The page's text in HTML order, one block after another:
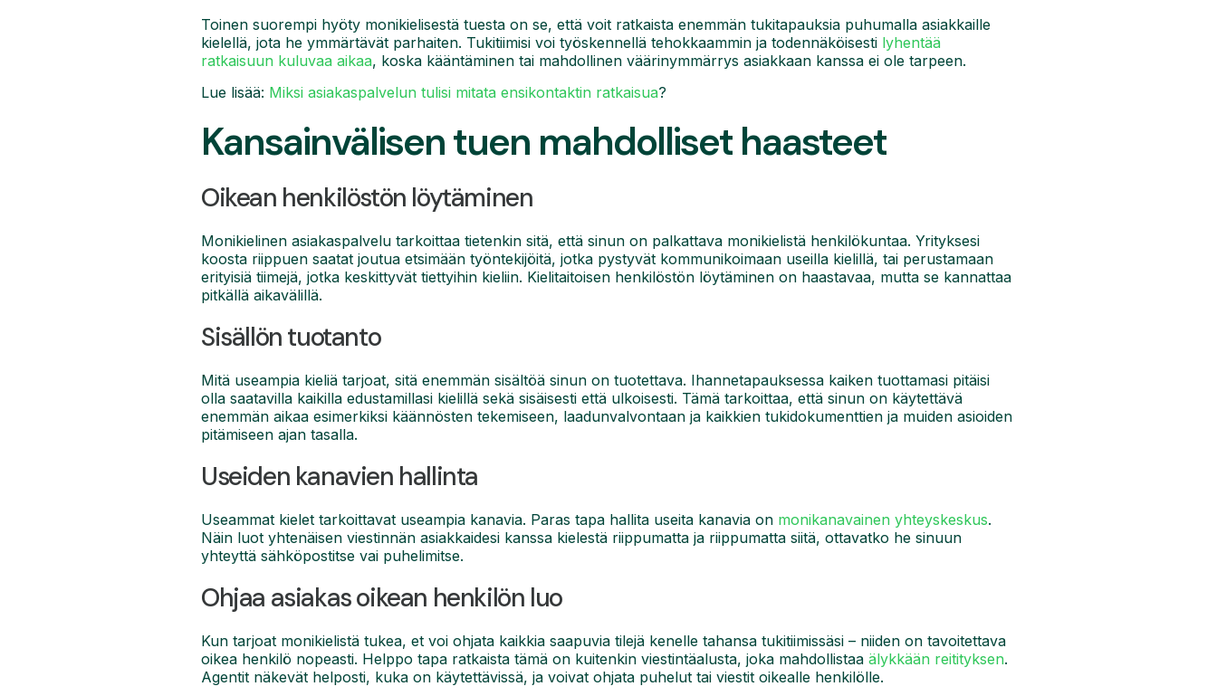
Toinen suorempi hyöty monikielisestä tuesta on se, että voit ratkaista enemmän tukitapauksia puhumalla asiakkaille
kielellä, jota he ymmärtävät parhaiten. Tukitiimisi voi työskennellä tehokkaammin ja todennäköisesti lyhentää
ratkaisuun kuluvaa aikaa, koska kääntäminen tai mahdollinen väärinymmärrys asiakkaan kanssa ei ole tarpeen.
Lue lisää: Miksi asiakaspalvelun tulisi mitata ensikontaktin ratkaisua?
Kansainvälisen tuen mahdolliset haasteet
Oikean henkilöstön löytäminen
Monikielinen asiakaspalvelu tarkoittaa tietenkin sitä, että sinun on palkattava monikielistä henkilökuntaa. Yrityksesi
koosta riippuen saatat joutua etsimään työntekijöitä, jotka pystyvät kommunikoimaan useilla kielillä, tai perustamaan
erityisiä tiimejä, jotka keskittyvät tiettyihin kieliin. Kielitaitoisen henkilöstön löytäminen on haastavaa, mutta se kannattaa
pitkällä aikavälillä.
Sisällön tuotanto
Mitä useampia kieliä tarjoat, sitä enemmän sisältöä sinun on tuotettava. Ihannetapauksessa kaiken tuottamasi pitäisi
olla saatavilla kaikilla edustamillasi kielillä sekä sisäisesti että ulkoisesti. Tämä tarkoittaa, että sinun on käytettävä
enemmän aikaa esimerkiksi käännösten tekemiseen, laadunvalvontaan ja kaikkien tukidokumenttien ja muiden asioiden
pitämiseen ajan tasalla.
Useiden kanavien hallinta
Useammat kielet tarkoittavat useampia kanavia. Paras tapa hallita useita kanavia on monikanavainen yhteyskeskus.
Näin luot yhtenäisen viestinnän asiakkaidesi kanssa kielestä riippumatta ja riippumatta siitä, ottavatko he sinuun
yhteyttä sähköpostitse vai puhelimitse.
Ohjaa asiakas oikean henkilön luo
Kun tarjoat monikielistä tukea, et voi ohjata kaikkia saapuvia tilejä kenelle tahansa tukitiimissäsi – niiden on tavoitettava
oikea henkilö nopeasti. Helppo tapa ratkaista tämä on kuitenkin viestintäalusta, joka mahdollistaa älykkään reitityksen.
Agentit näkevät helposti, kuka on käytettävissä, ja voivat ohjata puhelut tai viestit oikealle henkilölle.